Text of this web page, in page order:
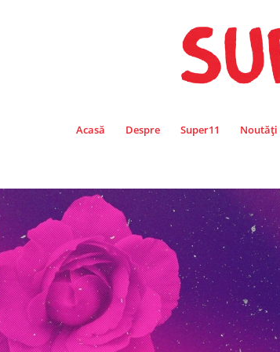
Acasă Despre Super11 Noutăți